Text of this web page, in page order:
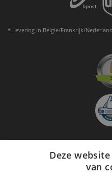
* Levering in Belgie/Frankrijk/
Aanmelden nieuwsbrief
Deze
van